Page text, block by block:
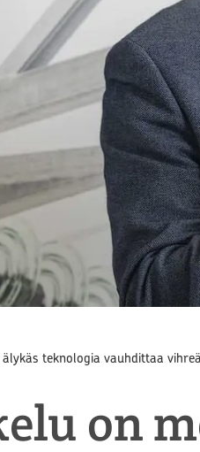
älykäs teknologia vauhdittaa
on